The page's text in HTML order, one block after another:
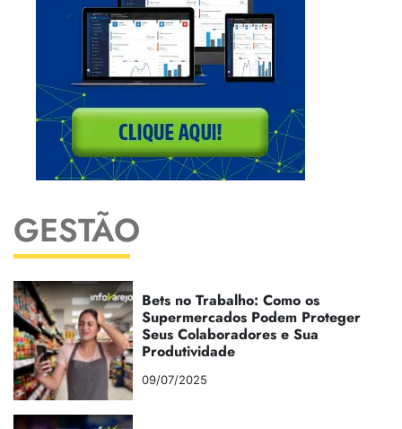
GESTÃO
Bets no Trabalho: Como os
Supermercados Podem Proteger
Seus Colaboradores e Sua
Produtividade
09/07/2025